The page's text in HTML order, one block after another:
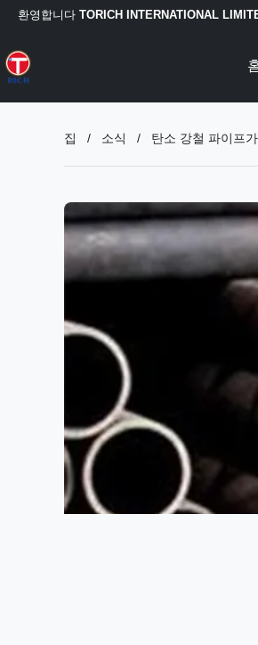
환영합니다 TORICH INTERNATIONAL
집 / 소식 / 탄소 강철 파이프